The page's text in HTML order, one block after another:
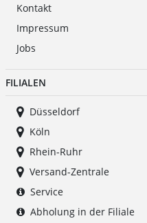
Kontakt
Impressum
Jobs
FILIALEN
Düsseldorf
Köln
Rhein-Ruhr
Versand-Zentrale
Service
Abholung in der Filiale